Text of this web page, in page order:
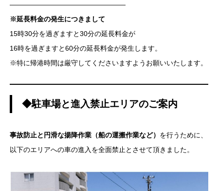
—————————————————
※延長料金の発生につきまして
15時30分を過ぎますと30分の延長料金が
16時を過ぎますと60分の延長料金が発生します。
※特に帰港時間は厳守してくださいますようお願いいたします。
◆駐車場と進入禁止エリアのご案内
事故防止と円滑な揚降作業（船の運搬作業など） を行うために、
以下のエリアへの車の進入を全面禁止とさせて頂きました。